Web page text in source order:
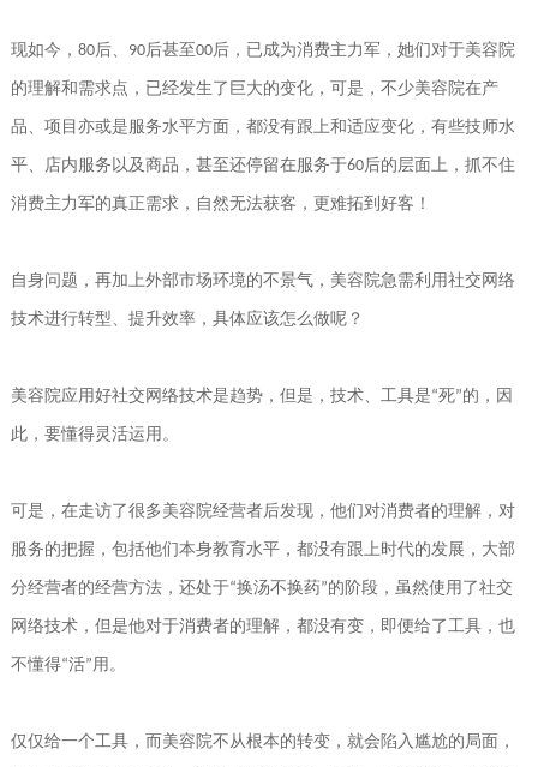
现如今， 80后、 90后甚至00后，已成为消费主力军，她们对于美容院
的理解和需求点，已经发生了巨大的变化，可是，不少美容院在产
品、项目亦或是服务水平方面，都没有跟上和适应变化，有些技师水
平、店内服务以及商品，甚至还停留在服务于60后的层面上，抓不住
消费主力军的真正需求，自然无法获客，更难拓到好客！
自身问题，再加上外部市场环境的不景气，美容院急需利用社交网络
技术进行转型、提升效率，具体应该怎么做呢？
美容院应用好社交网络技术是趋势，但是，技术、工具是“死”的，因
此，要懂得灵活运用。
可是，在走访了很多美容院经营者后发现，他们对消费者的理解，对
服务的把握，包括他们本身教育水平，都没有跟上时代的发展，大部
分经营者的经营方法，还处于“换汤不换药”的阶段，虽然使用了社交
网络技术，但是他对于消费者的理解，都没有变，即便给了工具，也
不懂得“活” 用。
仅仅给一个工具，而美容院不从根本的转变，就会陷入尴尬的局面，